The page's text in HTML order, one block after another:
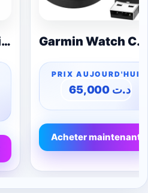
Chargeur huawei band 6 Garmin Watch Chargeur USB
د.ت 65,000
Acheter maintenant